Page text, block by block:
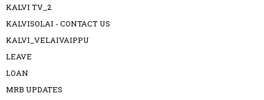
KALVI TV_2
KALVISOLAI - CONTACT US
KALVI_VELAIVAIPPU
LEAVE
LOAN
MRB UPDATES